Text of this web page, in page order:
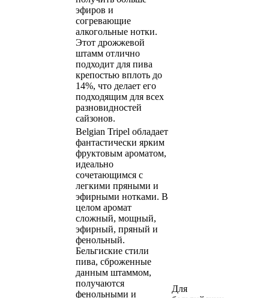
эфиров и
согревающие
алкогольные нотки.
Этот дрожжевой
штамм отлично
подходит для пива
крепостью вплоть до
14%, что делает его
подходящим для всех
разновидностей
сайзонов.
Belgian Tripel обладает
фантастически ярким
фруктовым ароматом,
идеально
сочетающимся с
легкими пряными и
эфирными нотками. В
целом аромат
сложный, мощный,
эфирный, пряный и
фенольный.
Бельгиские стили
пива, сброженные
данным штаммом,
получаются
фенольными и
Для